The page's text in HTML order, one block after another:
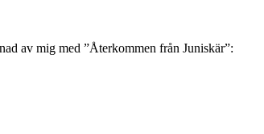
av mig med ”Återkommen från Juniskär”: